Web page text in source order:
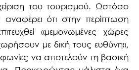
του τουρισμού. Ωστόσο
αναφέρει ότι στην περίπτωση
«μεμονωμένες χώρες
με δική τους ευθύνη»,
να αποτελούν τη βασική